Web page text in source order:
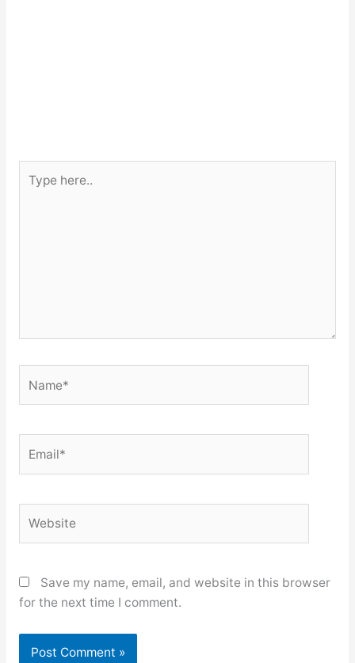
here..
Save my name, email, and website in this browser
for the next time I comment.